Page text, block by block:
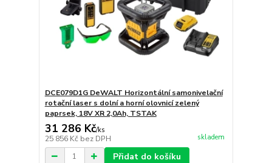
DCE079D1G DeWALT Horizontální samonivelační
rotační laser s dolní a horní olovnicí zelený
paprsek, 18V XR 2,0Ah, TSTAK
31 286 Kč/ks
25 856 Kč bez DPH skladem
Přidat do košíku